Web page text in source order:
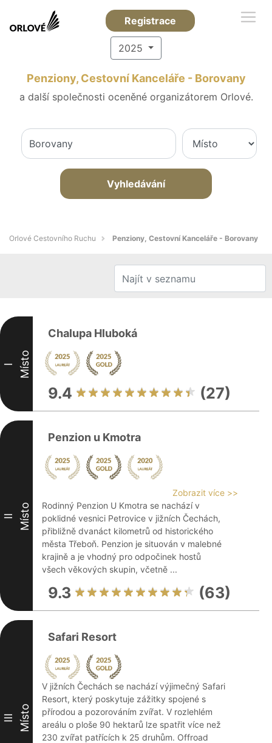
Registrace
2025
Penziony, Cestovní Kanceláře - Borovany
a další společnosti oceněné organizátorem Orlové.
Vyhledávání
Orlové Cestovního Ruchu Penziony, Cestovní Kanceláře - Borovany
I Místo
Chalupa Hluboká
9.4 (27)
II Místo
Penzion u Kmotra
Zobrazit více >>
Rodinný Penzion U Kmotra se nachází v
poklidné vesnici Petrovice v jižních Čechách,
přibližně dvanáct kilometrů od historického
města Třeboň. Penzion je situován v malebné
krajině a je vhodný pro odpočinek hostů
všech věkových skupin, včetně ...
9.3 (63)
III Místo
Safari Resort
V jižních Čechách se nachází výjimečný Safari
Resort, který poskytuje zážitky spojené s
přírodou a pozorováním zvířat. V rozlehlém
areálu o ploše 90 hektarů lze spatřit více než
230 zvířat patřících k 25 druhům. Offroad